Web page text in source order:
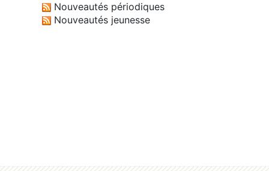
Nouveautés périodiques
Nouveautés jeunesse